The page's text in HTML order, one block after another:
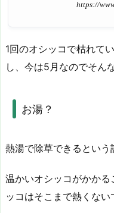
https://
1回のオシッコで枯れて
し、今は5月なのでそん
お湯？
熱湯で除草できるという
温かいオシッコがかか
ッコはそこまで熱くない